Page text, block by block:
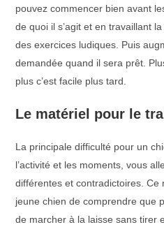
pouvez commencer bien avant
de quoi il s’agit et en travaillant
des exercices ludiques. Puis
demandée quand il sera prêt.
plus c’est facile plus tard.
Le matériel pour le
La principale difficulté pour un
l’activité et les moments, vous
différentes et contradictoires. Ce
jeune chien de comprendre que
de marcher à la laisse sans tirer